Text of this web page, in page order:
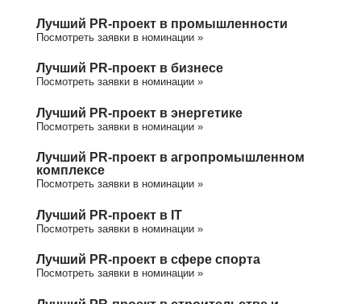
Лучший PR-проект в промышленности
Посмотреть заявки в номинации »
Лучший PR-проект в бизнесе
Посмотреть заявки в номинации »
Лучший PR-проект в энергетике
Посмотреть заявки в номинации »
Лучший PR-проект в агропромышленном
комплексе
Посмотреть заявки в номинации »
Лучший PR-проект в IT
Посмотреть заявки в номинации »
Лучший PR-проект в сфере спорта
Посмотреть заявки в номинации »